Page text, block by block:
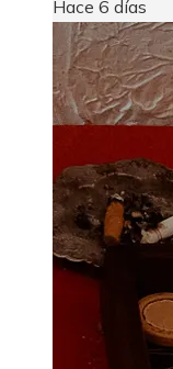
Hace 6 días